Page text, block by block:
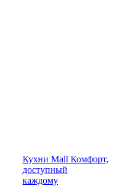
Кухни Mall Комфорт,
доступный
каждому